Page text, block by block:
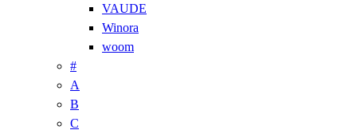
VAUDE
Winora
woom
#
A
B
C